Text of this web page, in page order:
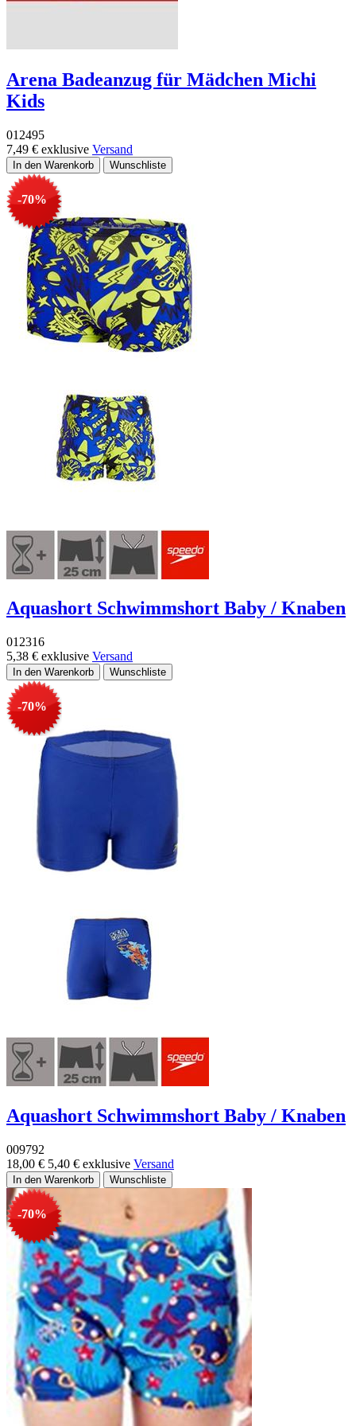
Arena Badeanzug für Mädchen Michi
Kids
012495
7,49 € exklusive Versand
-70%
Aquashort Schwimmshort Baby / Knaben
012316
5,38 € exklusive Versand
-70%
Aquashort Schwimmshort Baby / Knaben
009792
18,00 € 5,40 € exklusive Versand
-70%